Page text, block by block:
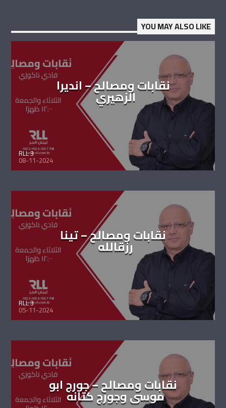
YOU MAY ALSO LIKE
نقابات ومصالح – انديرا
الزهيري
RLL 3
08-11-2024
نقابات ومصالح – تينا
رزقالله
RLL 3
05-11-2024
نقابات ومصالح – جورج ابو
موسى وجورج كتانه